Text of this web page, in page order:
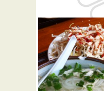
文明軒 ★☆☆
パン屋